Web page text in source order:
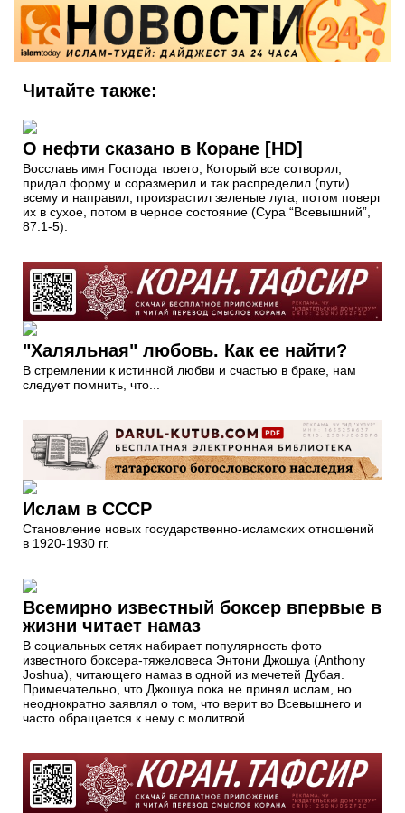
Читайте также:
О нефти сказано в Коране [HD]
Восславь имя Господа твоего, Который все сотворил,
придал форму и соразмерил и так распределил (пути)
всему и направил, произрастил зеленые луга, потом поверг
их в сухое, потом в черное состояние (Сура “Всевышний”,
87:1-5).
"Халяльная" любовь. Как ее найти?
В стремлении к истинной любви и счастью в браке, нам
следует помнить, что...
Ислам в СССР
Становление новых государственно-исламских отношений
в 1920-1930 гг.
Всемирно известный боксер впервые в
жизни читает намаз
В социальных сетях набирает популярность фото
известного боксера-тяжеловеса Энтони Джошуа (Anthony
Joshua), читающего намаз в одной из мечетей Дубая.
Примечательно, что Джошуа пока не принял ислам, но
неоднократно заявлял о том, что верит во Всевышнего и
часто обращается к нему с молитвой.